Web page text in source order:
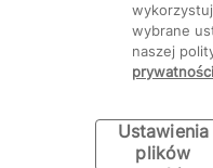
wybrane
naszej
prywatności
Ustawienia
plików